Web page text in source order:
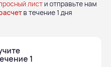
лист и отправьте нам
в течение 1 дня
1